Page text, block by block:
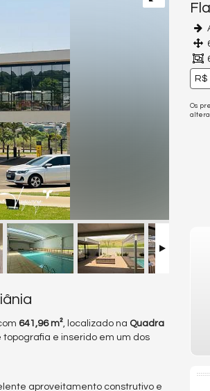
641,96 m², localizado na Quadra
e inserido em um dos
aproveitamento construtivo e
R$
Os